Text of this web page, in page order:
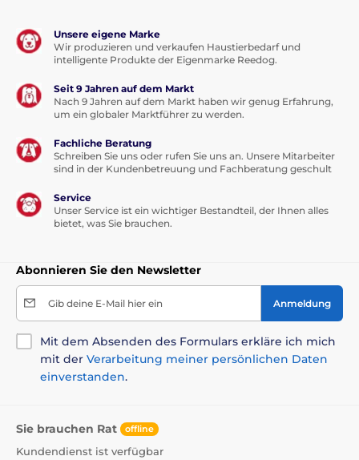
Unsere eigene Marke
Wir produzieren und verkaufen Haustierbedarf und
intelligente Produkte der Eigenmarke Reedog.
Seit 9 Jahren auf dem Markt
Nach 9 Jahren auf dem Markt haben wir genug Erfahrung,
um ein globaler Marktführer zu werden.
Fachliche Beratung
Schreiben Sie uns oder rufen Sie uns an. Unsere Mitarbeiter
sind in der Kundenbetreuung und Fachberatung geschult
Service
Unser Service ist ein wichtiger Bestandteil, der Ihnen alles
bietet, was Sie brauchen.
Abonnieren Sie den Newsletter
Gib deine E-Mail hier ein Anmeldung
Mit dem Absenden des Formulars erkläre ich mich
mit der Verarbeitung meiner persönlichen Daten
einverstanden.
Sie brauchen Rat offline
Kundendienst ist verfügbar